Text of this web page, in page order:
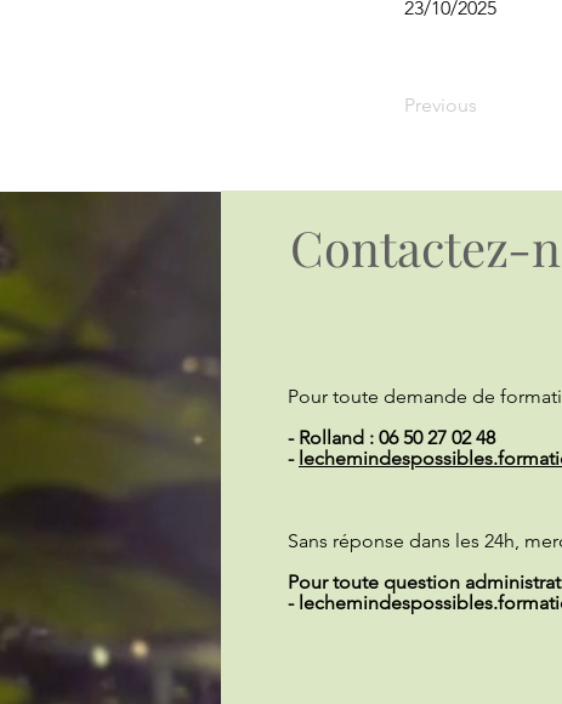
23/10/2025
Previous
Contactez-
Pour toute demande de
- Rolland : 06 50 27 02 48
-
Sans réponse dans les 24h,
Pour toute question
-